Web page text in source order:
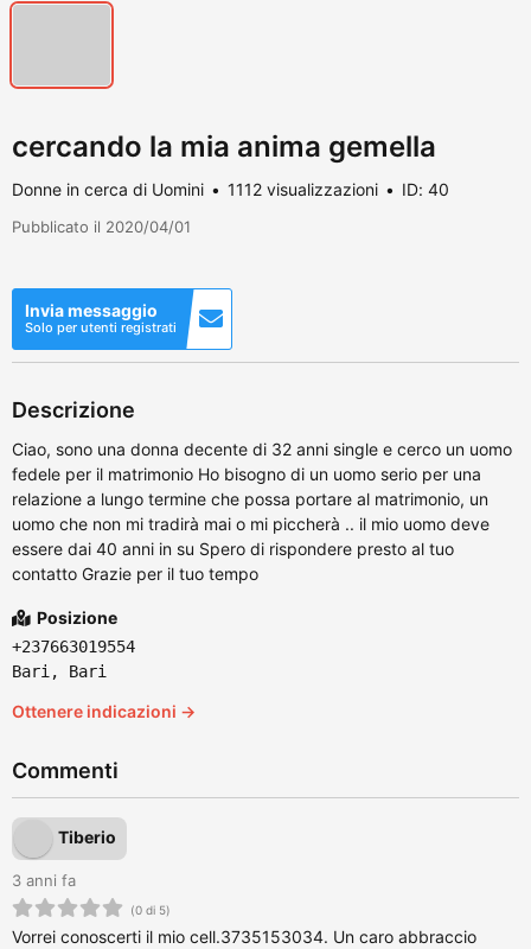
cercando la mia anima gemella
Donne in cerca di Uomini 1112 visualizzazioni ID: 40
Pubblicato il 2020/04/01
Invia messaggio
Solo per utenti registrati
Descrizione
Ciao, sono una donna decente di 32 anni single e cerco un uomo
fedele per il matrimonio Ho bisogno di un uomo serio per una
relazione a lungo termine che possa portare al matrimonio, un
uomo che non mi tradirà mai o mi piccherà .. il mio uomo deve
essere dai 40 anni in su Spero di rispondere presto al tuo
contatto Grazie per il tuo tempo
Posizione
+237663019554
Bari, Bari
Ottenere indicazioni →
Commenti
Tiberio
3 anni fa
(0 di 5)
Vorrei conoscerti il mio cell.3735153034. Un caro abbraccio